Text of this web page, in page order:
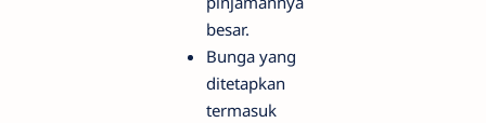
besar.
Bunga yang
ditetapkan
termasuk